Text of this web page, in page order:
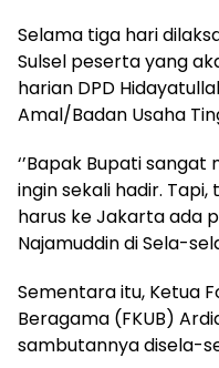
Selama tiga hari
Sulsel peserta yang
harian DPD
Amal/Badan Usaha
‘’Bapak Bupati
ingin sekali hadir.
harus ke Jakarta ada
Najamuddin di Sela-
Sementara itu, Ketua
Beragama (FKUB)
sambutannya disela-